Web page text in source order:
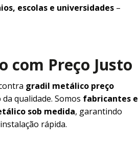
escolas e universidades –
com Preço Justo
gradil metálico preço
qualidade. Somos fabricantes e
sob medida, garantindo
rápida.